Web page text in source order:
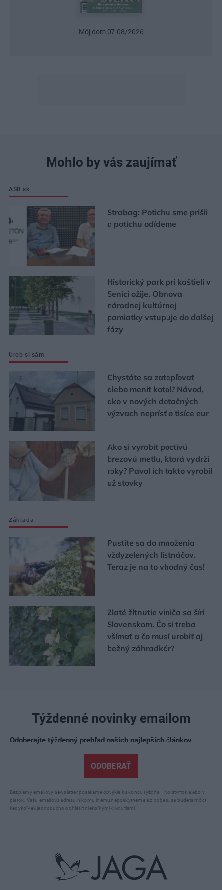
Môj dom 07-08/2026
Mohlo by vás zaujímať
ASB.sk
Strabag: Potichu sme prišli
a potichu odídeme
Historický park pri kaštieli v
Senici ožije. Obnova
národnej kultúrnej
pamiatky vstupuje do ďalšej
fázy
Urob si sám
Chystáte sa zatepľovať
alebo meniť kotol? Návod,
ako v nových dotačných
výzvach neprísť o tisíce eur
Ako si vyrobiť poctivú
brezovú metlu, ktorá vydrží
roky? Pavol ich takto vyrobil
už stovky
Záhrada
Pustite sa do množenia
vždyzelených listnáčov.
Teraz je na to vhodný čas!
Zlaté žltnutie viniča sa šíri
Slovenskom. Čo si treba
všímať a čo musí urobiť aj
bežný záhradkár?
Týždenné novinky emailom
Odoberajte týždenný prehľad našich najlepších článkov
ODOBERAŤ
Bezplatný emailový newsletter posielame obvykle ku koncu týždňa – vo štvrtok alebo v
piatok. Vašu emailovú adresu nikomu inému neposkytneme a z odberu sa budete môcť
kedykoľvek jednoducho odhlásiť niekoľkými kliknutiami.